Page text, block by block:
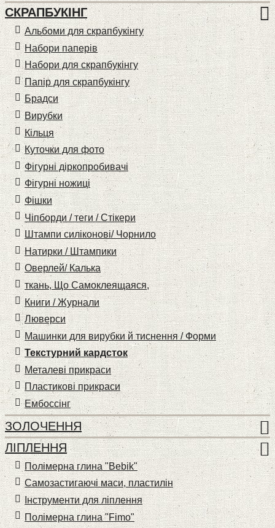
СКРАПБУКІНГ
Альбоми для скрапбукінгу
Набори паперів
Набори для скрапбукінгу
Папір для скрапбукінгу
Брадси
Вирубки
Кільця
Куточки для фото
Фігурні діркопробивачі
Фігурні ножиці
Фішки
Чіпборди / теги / Стікери
Штампи силіконові/ Чорнило
Натирки / Штампики
Оверлей/ Калька
ткань, Що Самоклеящаяся,
Книги / Журнали
Люверси
Машинки для вирубки й тиснення / Форми
Текстурний кардсток
Металеві прикраси
Пластикові прикраси
Ембоссінг
ЗОЛОЧЕННЯ
ЛІПЛЕННЯ
Полімерна глина "Bebik"
Самозастигаючі маси, пластилін
Інструменти для ліплення
Полімерна глина "Fimo"